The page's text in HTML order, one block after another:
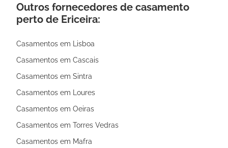
Outros fornecedores de casamento
perto de Ericeira:
Casamentos em Lisboa
Casamentos em Cascais
Casamentos em Sintra
Casamentos em Loures
Casamentos em Oeiras
Casamentos em Torres Vedras
Casamentos em Mafra